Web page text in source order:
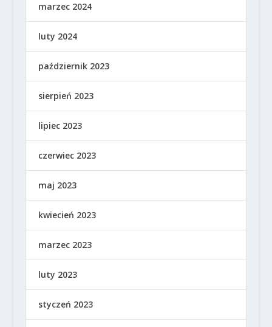
marzec 2024
luty 2024
październik 2023
sierpień 2023
lipiec 2023
czerwiec 2023
maj 2023
kwiecień 2023
marzec 2023
luty 2023
styczeń 2023